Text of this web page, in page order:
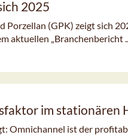
2025
Porzellan (GPK) zeigt sich
aktuellen „Branchenbericht
im stationären
Omnichannel ist der